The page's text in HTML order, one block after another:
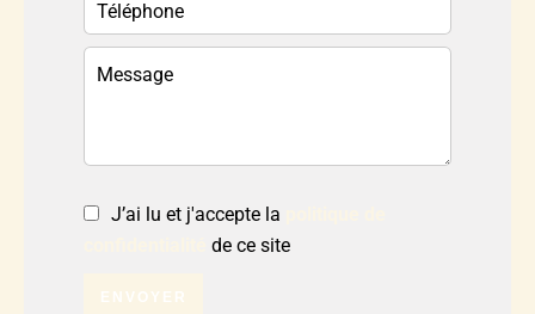
J’ai lu et j'accepte la
de ce site
ENVOYER